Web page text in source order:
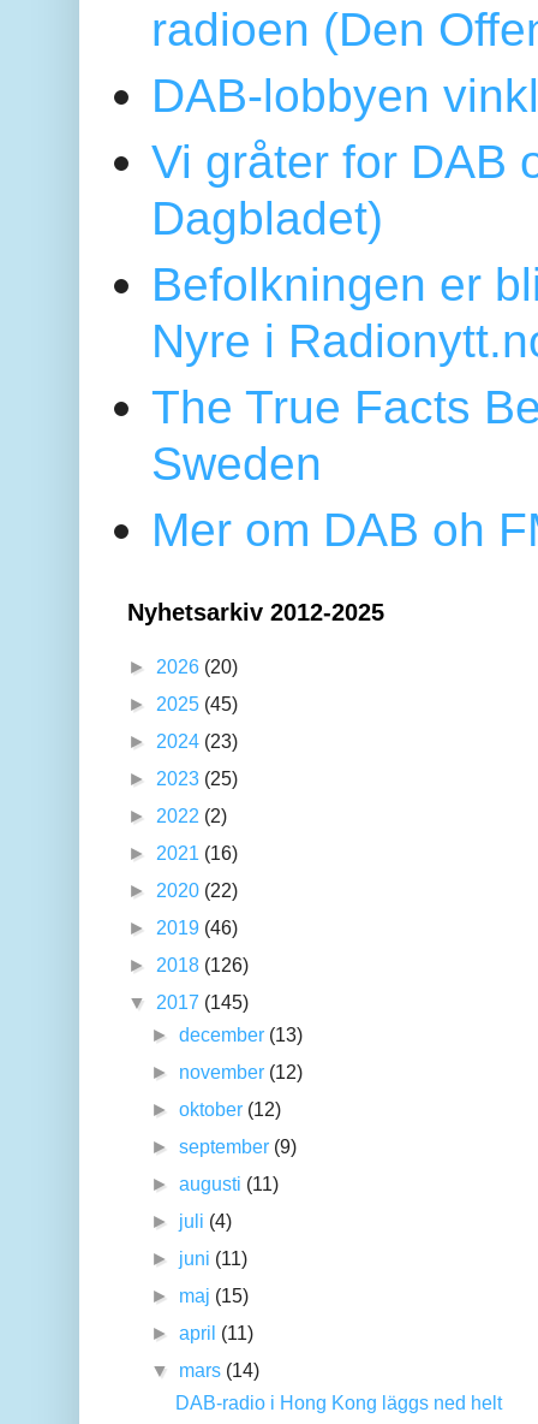
radioen (Den
DAB-lobbyen
Vi gråter for DAB
Dagbladet)
Befolkningen er
Nyre i
The True Facts
Sweden
Mer om DAB oh
Nyhetsarkiv 2012-2025
► 2026 (20)
► 2025 (45)
► 2024 (23)
► 2023 (25)
► 2022 (2)
► 2021 (16)
► 2020 (22)
► 2019 (46)
► 2018 (126)
▼ 2017 (145)
►december (13)
► november (12)
►oktober (12)
►september (9)
►augusti (11)
► juli (4)
► juni (11)
► maj (15)
►april (11)
▼ mars (14)
DAB-radio i Hong Kong läggs ned helt